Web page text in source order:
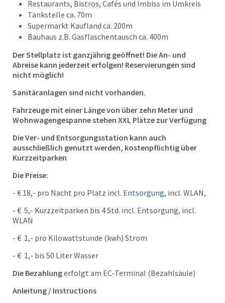
Restaurants, Bistros, Cafés und Imbiss im Umkreis
Tankstelle ca. 70m
Supermarkt Kaufland ca. 200m
Bauhaus z.B. Gasflaschentausch ca. 400m
Der Stellplatz ist ganzjährig geöffnet! Die An- und
Abreise kann jederzeit erfolgen! Reservierungen sind
nicht möglich!
Sanitäranlagen sind nicht vorhanden.
Fahrzeuge mit einer Länge von über zehn Meter und
Wohnwagengespanne stehen XXL Plätze zur Verfügung
Die Ver- und Entsorgungsstation kann auch
ausschließlich genutzt werden, kostenpflichtig über
Kurzzeitparken
Die Preise:
- € 18,- pro Nacht pro Platz incl. Entsorgung, incl. WLAN,
- € 5,- Kurzzeitparken bis 4 Std. incl. Entsorgung, incl.
WLAN
- € 1,- pro Kilowattstunde (kwh) Strom
- € 1,- bis 50 Liter Wasser
Die Bezahlungerfolgt am EC-Terminal (Bezahlsäule)
Anleitung / Instructions